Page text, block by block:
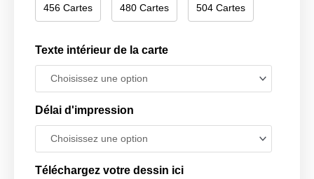
456 Cartes 480 Cartes 504 Cartes
Texte intérieur de la carte
Délai d'impression
Téléchargez votre dessin ici